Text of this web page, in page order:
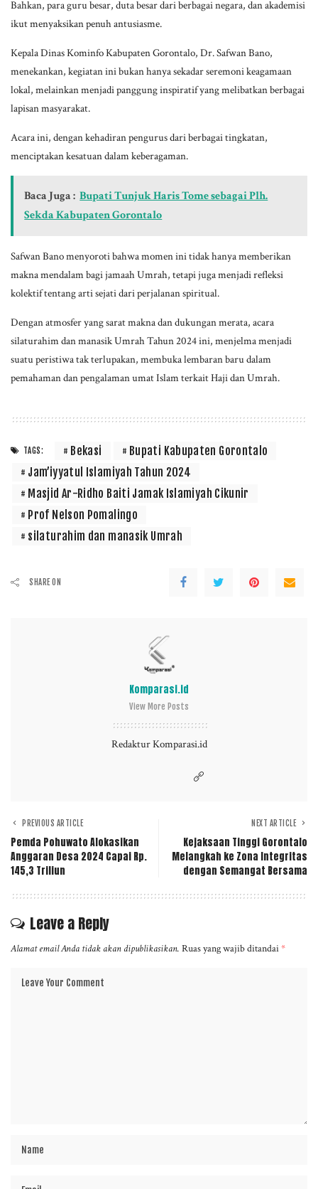
Bahkan, para guru besar, duta besar dari berbagai negara, dan akademisi
ikut menyaksikan penuh antusiasme.
Kepala Dinas Kominfo Kabupaten Gorontalo, Dr. Safwan Bano,
menekankan, kegiatan ini bukan hanya sekadar seremoni keagamaan
lokal, melainkan menjadi panggung inspiratif yang melibatkan berbagai
lapisan masyarakat.
Acara ini, dengan kehadiran pengurus dari berbagai tingkatan,
menciptakan kesatuan dalam keberagaman.
Baca Juga : Bupati Tunjuk Haris Tome sebagai Plh.
Sekda Kabupaten Gorontalo
Safwan Bano menyoroti bahwa momen ini tidak hanya memberikan
makna mendalam bagi jamaah Umrah, tetapi juga menjadi refleksi
kolektif tentang arti sejati dari perjalanan spiritual.
Dengan atmosfer yang sarat makna dan dukungan merata, acara
silaturahim dan manasik Umrah Tahun 2024 ini, menjelma menjadi
suatu peristiwa tak terlupakan, membuka lembaran baru dalam
pemahaman dan pengalaman umat Islam terkait Haji dan Umrah.
TAGS: Bekasi
Bupati Kabupaten Gorontalo
Jam’iyyatul Islamiyah Tahun 2024
Masjid Ar-Ridho Baiti Jamak Islamiyah Cikunir
Prof Nelson Pomalingo
silaturahim dan manasik Umrah
SHARE ON
Komparasi.id
View More Posts
Redaktur Komparasi.id
PREVIOUS ARTICLE
Pemda Pohuwato Alokasikan
Anggaran Desa 2024 Capai Rp.
145,3 Triliun
NEXT ARTICLE
Kejaksaan Tinggi Gorontalo
Melangkah ke Zona Integritas
dengan Semangat Bersama
Leave a Reply
Alamat email Anda tidak akan dipublikasikan. Ruas yang wajib ditandai*